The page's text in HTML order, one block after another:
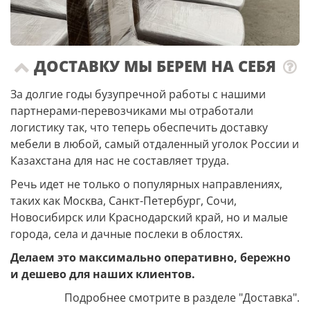
ДОСТАВКУ МЫ БЕРЕМ НА СЕБЯ
За долгие годы бузупречной работы с нашими
партнерами-перевозчиками мы отработали
логистику так, что теперь обеспечить доставку
мебели в любой, самый отдаленный уголок России и
Казахстана для нас не составляет труда.
Речь идет не только о популярных направлениях,
таких как Москва, Санкт-Петербург, Сочи,
Новосибирск или Краснодарский край, но и малые
города, села и дачные послеки в облостях.
Делаем это максимально оперативно, бережно
и дешево для наших клиентов.
Подробнее смотрите в разделе "Доставка".